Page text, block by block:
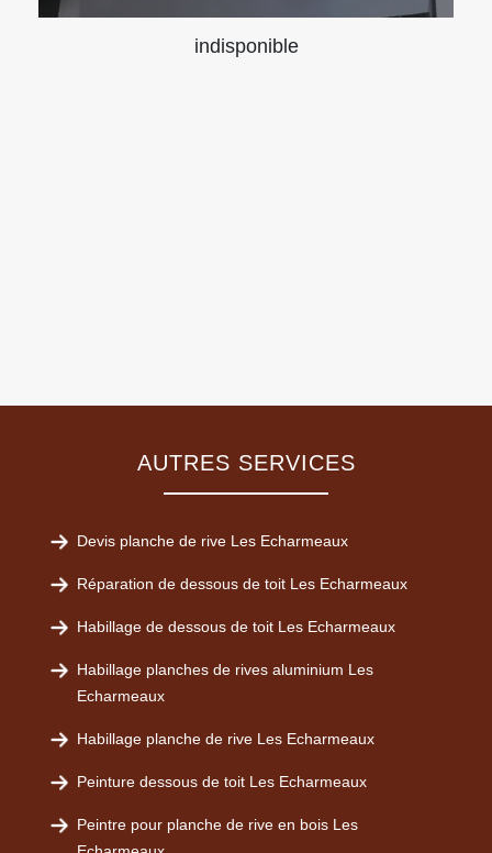
indisponible
AUTRES SERVICES
Devis planche de rive Les Echarmeaux
Réparation de dessous de toit Les Echarmeaux
Habillage de dessous de toit Les Echarmeaux
Habillage planches de rives aluminium Les
Echarmeaux
Habillage planche de rive Les Echarmeaux
Peinture dessous de toit Les Echarmeaux
Peintre pour planche de rive en bois Les